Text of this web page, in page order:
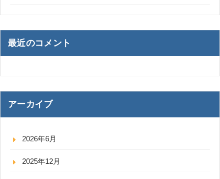
最近のコメント
アーカイブ
2026年6月
2025年12月